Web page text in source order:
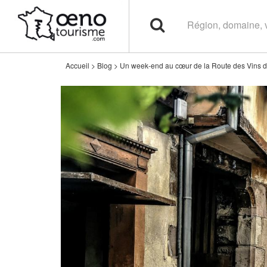
Accueil > Blog > Un week-end au cœur de la Route des Vins